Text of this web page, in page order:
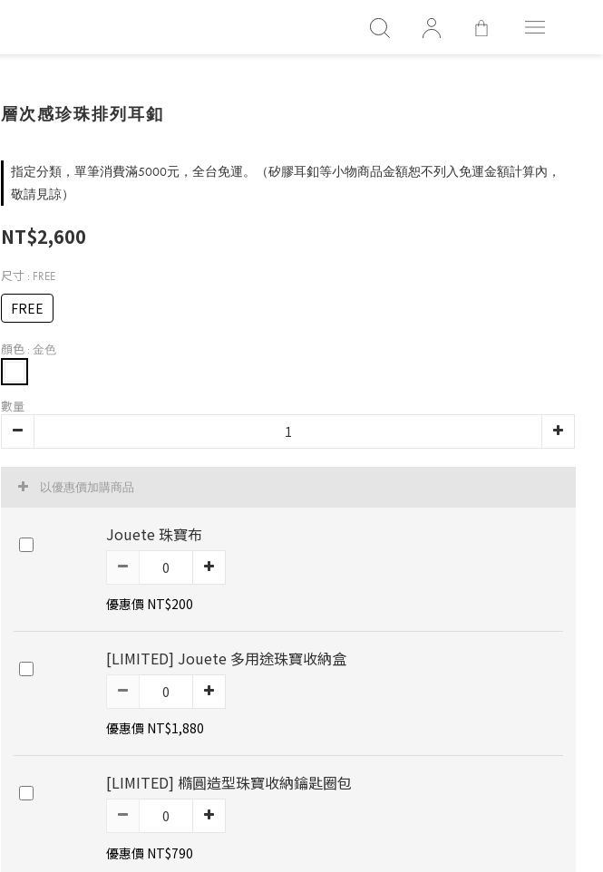
層次感珍珠排列耳釦
指定分類，單筆消費滿5000元，全台免運。（矽膠耳釦等小物商品金額恕不列入免運金額計算內，
敬請見諒）
NT$2,600
尺寸 : FREE
FREE
顏色 : 金色
數量
以優惠價加購商品
Jouete 珠寶布
優惠價 NT$200
[LIMITED] Jouete 多用途珠寶收納盒
優惠價 NT$1,880
[LIMITED] 橢圓造型珠寶收納鑰匙圈包
優惠價 NT$790